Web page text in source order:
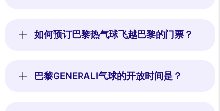
如何预订巴黎热气球飞越巴黎的门票？
巴黎GENERALI气球的开放时间是？